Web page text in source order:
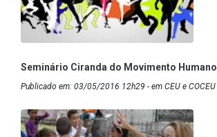
Seminário Ciranda do Movimento Humano
Publicado em: 03/05/2016 12h29 - em CEU e COCEU